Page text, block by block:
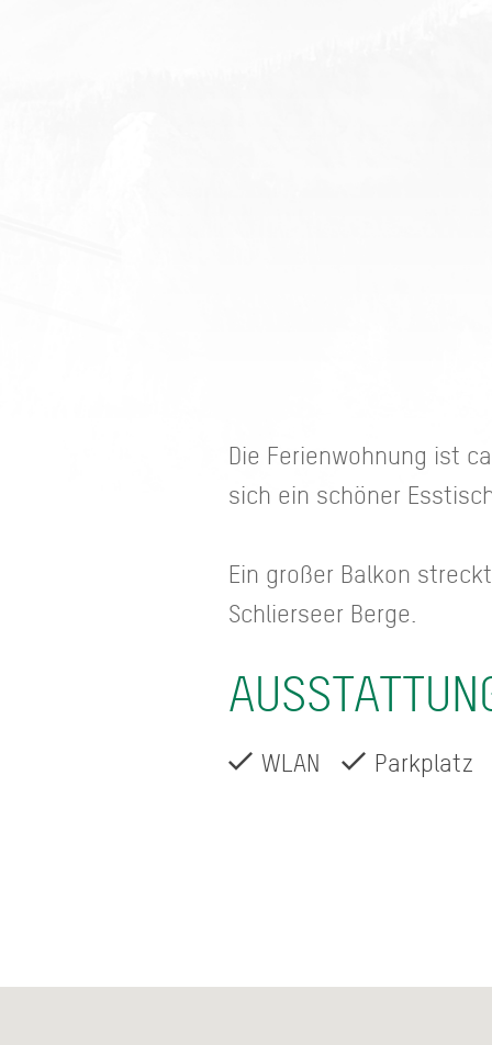
Die Ferienwohnung ist
sich ein schöner
Ein großer Balkon
Schlierseer Berge.
WLAN Parkplatz